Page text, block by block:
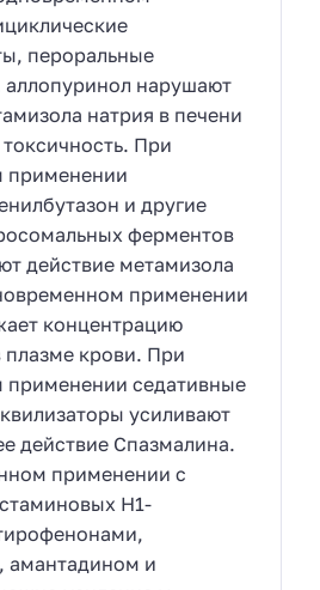
пероральные
аллопуринол нарушают
натрия в печени
При
применении
и другие
ферментов
действие метамизола
применении
концентрацию
плазме крови. При
седативные
усиливают
действие Спазмалина.
применении с
Н1-
амантадином и